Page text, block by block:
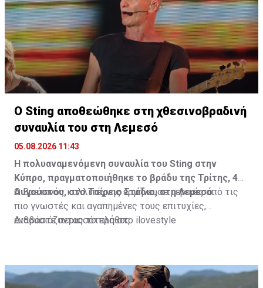
ταινία, ένα παιδικό όνειρο και μια βαθιά εσωτερική
ανάγκη για ελευθερία ήταν αρκετά για να γεννηθεί μια
σχέση που θα τη σημάδευε για πάντα.
Διαβάστε περισσότερα στο madamefigaro.cy
Ο Sting αποθεώθηκε στη χθεσινοβραδινή
συναυλία του στη Λεμεσό
05.08.2026 11:43
Η πολυαναμενόμενη συναυλία του Sting στην
Κύπρο, πραγματοποιήθηκε το βράδυ της Τρίτης, 4
Αυγούστου, στο Τσίρειο Στάδιο, στη Λεμεσό.
Ο Βρετανός καλλιτέχνης ερμήνευσε μερικές από τις
πιο γνωστές και αγαπημένες τους επιτυχίες,
ενθουσιάζοντας το πλήθος.
Διαβάστε περισσότερα στο ilovestyle